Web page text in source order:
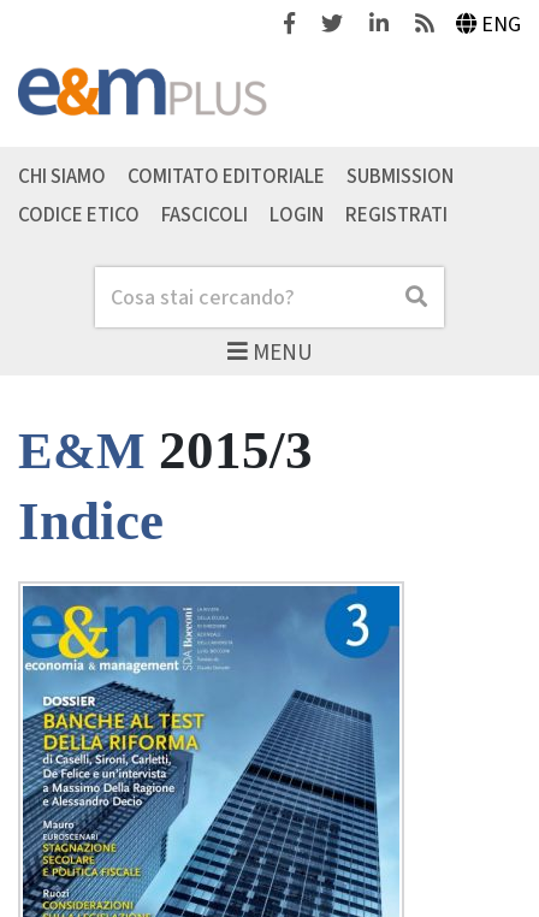
FacebookTwitterLinkedinFeeds ENG
MENU
Cerca Cerca
CHI SIAMO COMITATO EDITORIALE
SUBMISSION
CODICE ETICO
FASCICOLI LOGIN REGISTRATI
E&M 2015/3
Indice